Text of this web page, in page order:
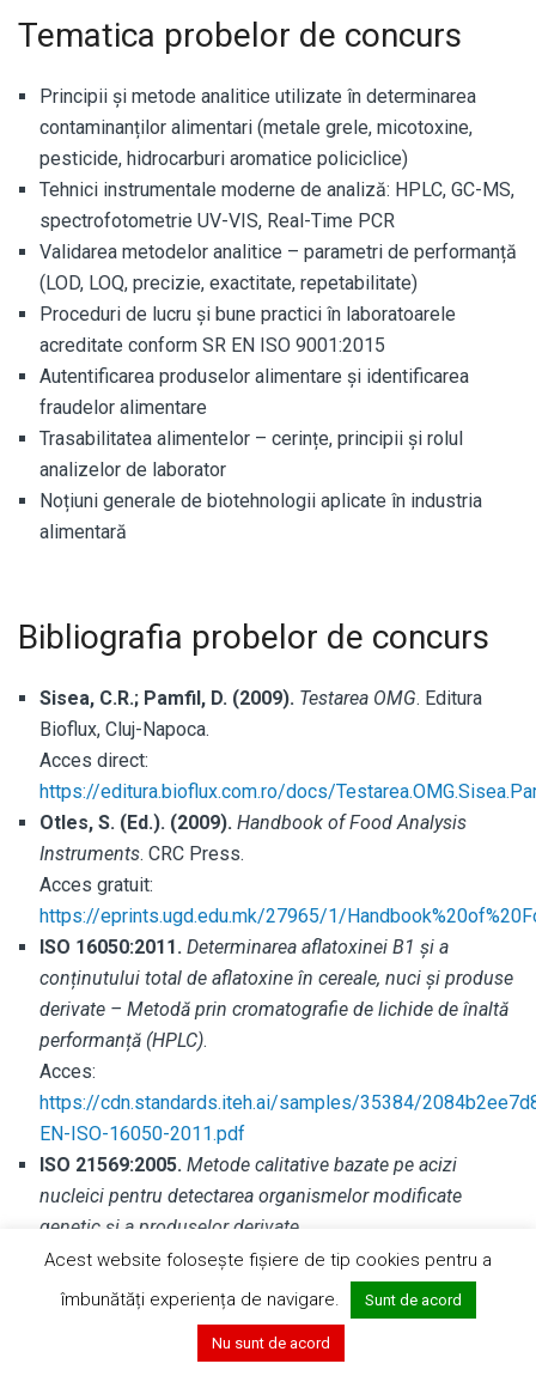
Tematica probelor de concurs
Principii și metode analitice utilizate în determinarea
contaminanților alimentari (metale grele, micotoxine,
pesticide, hidrocarburi aromatice policiclice)
Tehnici instrumentale moderne de analiză: HPLC, GC-MS,
spectrofotometrie UV-VIS, Real-Time PCR
Validarea metodelor analitice – parametri de performanță
(LOD, LOQ, precizie, exactitate, repetabilitate)
Proceduri de lucru și bune practici în laboratoarele
acreditate conform SR EN ISO 9001:2015
Autentificarea produselor alimentare și identificarea
fraudelor alimentare
Trasabilitatea alimentelor – cerințe, principii și rolul
analizelor de laborator
Noțiuni generale de biotehnologii aplicate în industria
alimentară
Bibliografia probelor de concurs
Sisea, C.R.; Pamfil, D. (2009). Testarea OMG. Editura
Bioflux, Cluj-Napoca.
Acces direct:
https://editura.bioflux.com.ro/docs/
Otles, S. (Ed.). (2009). Handbook of Food Analysis
Instruments. CRC Press.
Acces gratuit:
https://eprints.ugd.edu.mk/27965/1/
ISO 16050:2011. Determinarea aflatoxinei B1 și a
conținutului total de aflatoxine în cereale, nuci și produse
derivate – Metodă prin cromatografie de lichide de înaltă
performanță (HPLC).
Acces:
https://cdn.standards.iteh.ai/samples/35384/
EN-ISO-16050-2011.pdf
ISO 21569:2005. Metode calitative bazate pe acizi
nucleici pentru detectarea organismelor modificate
genetic și a produselor derivate
Acces:
https://cdn.standards.iteh.ai/samples/34614/
Metode cantitative bazate pe acizi
Acest website folosește fișiere de tip cookies pentru a
îmbunătăți experiența de navigare.
Sunt de acord
Nu sunt de acord